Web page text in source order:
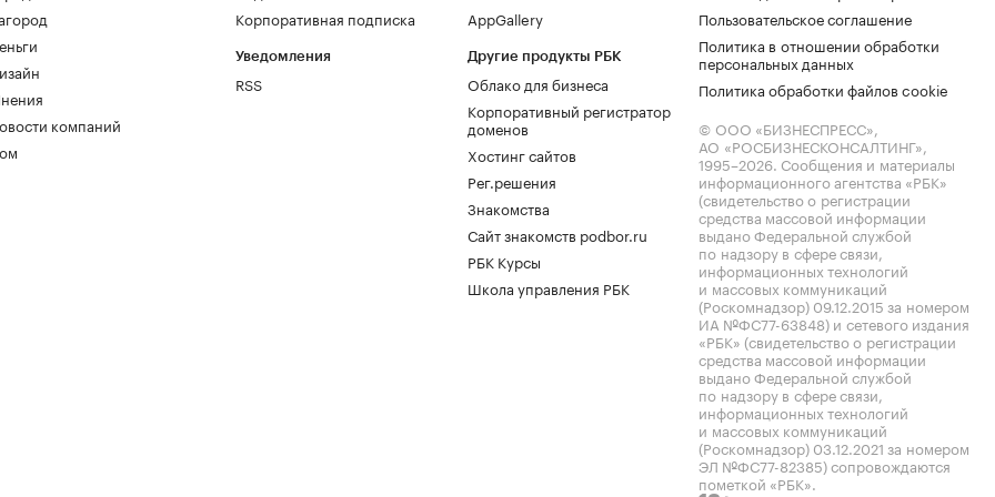
компаний
Корпоративная подписка
Уведомления
RSS
AppGallery
Другие продукты РБК
Облако для бизнеса
Корпоративный регистратор
доменов
Хостинг сайтов
Рег.решения
Знакомства
Сайт знакомств podbor.ru
РБК Курсы
Школа управления РБК
Пользовательское соглашение
Политика в отношении обработки
персональных данных
Политика обработки файлов cookie
© ООО «БИЗНЕСПРЕСС»,
АО «РОСБИЗНЕСКОНСАЛТИНГ»,
1995–2026. Сообщения и материалы
информационного агентства «РБК»
(свидетельство о регистрации
средства массовой информации
выдано Федеральной службой
по надзору в сфере связи,
информационных технологий
и массовых коммуникаций
(Роскомнадзор) 09.12.2015 за номером
ИА №ФС77-63848) и сетевого издания
«РБК» (свидетельство о регистрации
средства массовой информации
выдано Федеральной службой
по надзору в сфере связи,
информационных технологий
и массовых коммуникаций
(Роскомнадзор) 03.12.2021 за номером
ЭЛ №ФС77-82385) сопровождаются
пометкой «РБК».